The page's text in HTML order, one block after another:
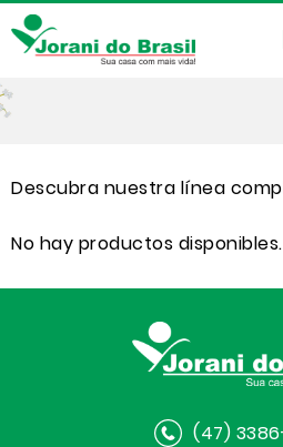
Descubra nuestra línea
No hay productos disponibles.
(47)